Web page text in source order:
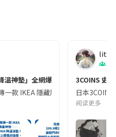
溫神墊」全網爆紅斷貨！貓奴、媽
一款 IKEA 隱藏版消暑神物
3COINS
日本
阅读更多